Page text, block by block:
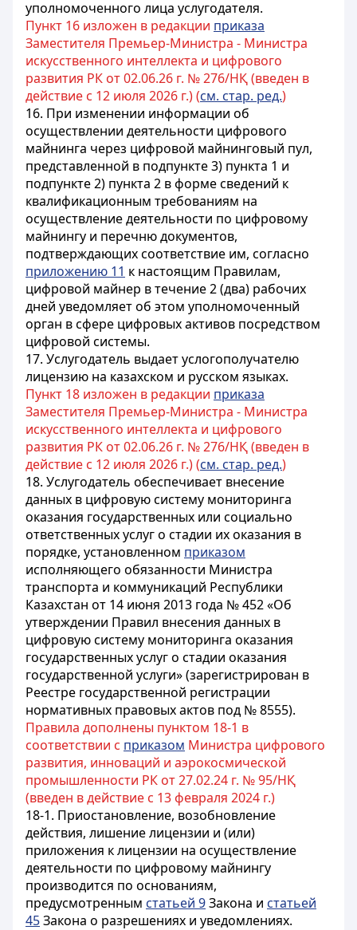
уполномоченного лица услугодателя.
Пункт 16 изложен в редакции приказа
Заместителя Премьер-Министра - Министра
искусственного интеллекта и цифрового
развития РК от 02.06.26 г. № 276/НҚ (введен в
действие с 12 июля 2026 г.) (см. стар. ред.)
16. При изменении информации об
осуществлении деятельности цифрового
майнинга через цифровой майнинговый пул,
представленной в подпункте 3) пункта 1 и
подпункте 2) пункта 2 в форме сведений к
квалификационным требованиям на
осуществление деятельности по цифровому
майнингу и перечню документов,
подтверждающих соответствие им, согласно
приложению 11 к настоящим Правилам,
цифровой майнер в течение 2 (два) рабочих
дней уведомляет об этом уполномоченный
орган в сфере цифровых активов посредством
цифровой системы.
17. Услугодатель выдает услогополучателю
лицензию на казахском и русском языках.
Пункт 18 изложен в редакции приказа
Заместителя Премьер-Министра - Министра
искусственного интеллекта и цифрового
развития РК от 02.06.26 г. № 276/НҚ (введен в
действие с 12 июля 2026 г.) (см. стар. ред.)
18. Услугодатель обеспечивает внесение
данных в цифровую систему мониторинга
оказания государственных или социально
ответственных услуг о стадии их оказания в
порядке, установленном приказом
исполняющего обязанности Министра
транспорта и коммуникаций Республики
Казахстан от 14 июня 2013 года № 452 «Об
утверждении Правил внесения данных в
цифровую систему мониторинга оказания
государственных услуг о стадии оказания
государственной услуги» (зарегистрирован в
Реестре государственной регистрации
нормативных правовых актов под № 8555).
Правила дополнены пунктом 18-1 в
соответствии с приказом Министра цифрового
развития, инноваций и аэрокосмической
промышленности РК от 27.02.24 г. № 95/НҚ
(введен в действие с 13 февраля 2024 г.)
18-1. Приостановление, возобновление
действия, лишение лицензии и (или)
приложения к лицензии на осуществление
деятельности по цифровому майнингу
производится по основаниям,
предусмотренным статьей 9Закона и статьей
45Закона о разрешениях и уведомлениях.